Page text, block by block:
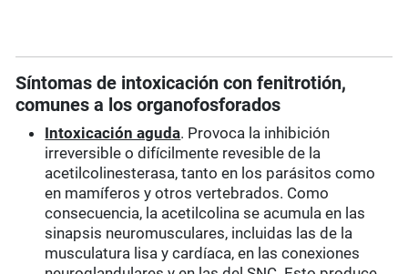
Síntomas de intoxicación con fenitrotión,
comunes a los organofosforados
Intoxicación aguda. Provoca la inhibición
irreversible o difícilmente revesible de la
acetilcolinesterasa, tanto en los parásitos como
en mamíferos y otros vertebrados. Como
consecuencia, la acetilcolina se acumula en las
sinapsis neuromusculares, incluidas las de la
musculatura lisa y cardíaca, en las conexiones